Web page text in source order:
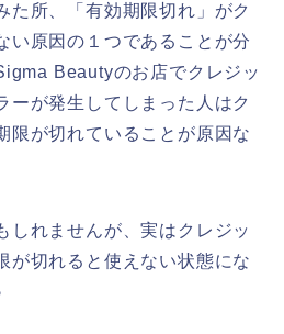
た所、「有効期限切れ」がク
い原因の１つであることが分
Beautyのお店でクレジッ
ーが発生してしまった人はク
限が切れていることが原因な
しれませんが、実はクレジッ
が切れると使えない状態にな